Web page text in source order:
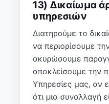
13) Δικαίωμα
υπηρεσιών
Διατηρούμε το
να περιορίσουμε
ακυρώσουμε
αποκλείσουμε την
Υπηρεσίες μας, αν
ότι μια συναλλαγή